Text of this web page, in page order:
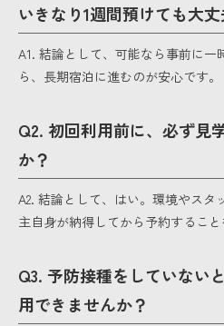
いきなり1週間預けても大
A1. 結論として、可能なら事前に一
ら、長期宿泊に進むのが安心です。
Q2. 初回利用前に、必ず見
か？
A2. 結論として、はい。環境やスタ
主自身が納得してから予約すること
Q3. 予防接種をしていない
用できませんか？